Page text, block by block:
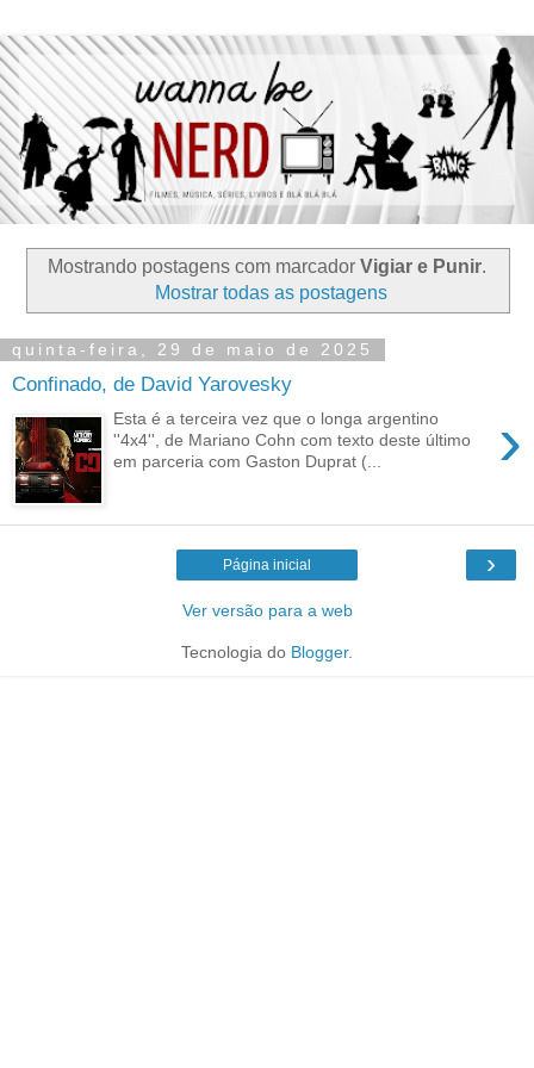
Mostrando postagens com marcador Vigiar e Punir.
Mostrar todas as postagens
quinta-feira, 29 de maio de 2025
Confinado, de David Yarovesky
›
Esta é a terceira vez que o longa argentino
''4x4'', de Mariano Cohn com texto deste último
em parceria com Gaston Duprat (...
›
Página inicial
Ver versão para a web
Tecnologia do Blogger.